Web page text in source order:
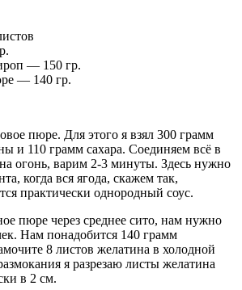
— 150 гр.
— 140 гр.
пюре. Для этого я взял 300 грамм
и 110 грамм сахара. Соединяем всё в
огонь, варим 2-3 минуты. Здесь нужно
когда вся ягода, скажем так,
практически однородный соус.
пюре через среднее сито, нам нужно
Нам понадобится 140 грамм
8 листов желатина в холодной
я разрезаю листы желатина
в 2 см.